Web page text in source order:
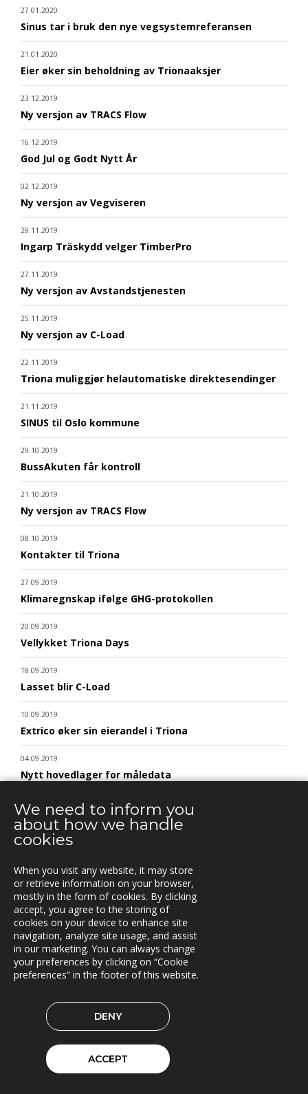
27.01.2020
Sinus tar i bruk den nye vegsystemreferansen
21.01.2020
Eier øker sin beholdning av Trionaaksjer
23.12.2019
Ny versjon av TRACS Flow
16.12.2019
God Jul og Godt Nytt År
02.12.2019
Ny versjon av Vegviseren
29.11.2019
Ingarp Träskydd velger TimberPro
27.11.2019
Ny versjon av Avstandstjenesten
25.11.2019
Ny versjon av C-Load
22.11.2019
Triona muliggjør helautomatiske direktesendinger
21.11.2019
SINUS til Oslo kommune
29.10.2019
BussAkuten får kontroll
21.10.2019
Ny versjon av TRACS Flow
08.10.2019
Kontakter til Triona
27.09.2019
Klimaregnskap ifølge GHG-protokollen
20.09.2019
Vellykket Triona Days
18.09.2019
Lasset blir C-Load
10.09.2019
Extrico øker sin eierandel i Triona
04.09.2019
Nytt hovedlager for måledata
28.08.2019
Triona ny medlem i BEAst
20.08.2019
16.08.2019
Ny versjon av TNE
13.08.2019
Webportal for jernbanenære tjenester
05.08.2019
28.06.2019
24.06.2019
We need to inform you
about how we handle
cookies
When you visit any website, it may store
or retrieve information on your browser,
mostly in the form of cookies. By clicking
accept, you agree to the storing of
cookies on your device to enhance site
navigation, analyze site usage, and assist
in our marketing. You can always change
your preferences by clicking on “Cookie
preferences” in the footer of this website.
DENY
ACCEPT